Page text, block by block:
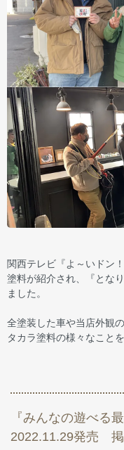
関西テレビ『よ～いドン
塗料が紹介され、『とな
ました。
全塗装した車や当店外観
タカラ塗料の様々なこと
『みんなの遊べる
2022.11.29発売